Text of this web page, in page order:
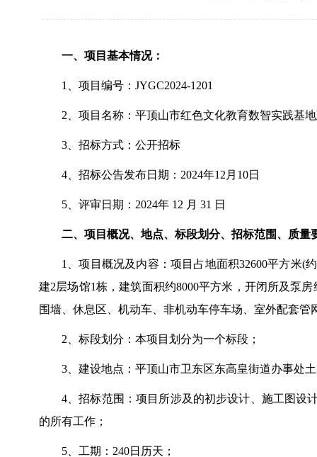
一、项目基本情况：
1、项目编号：JYGC2024-1201
2、项目名称：平顶山市红色文化教育数智实践基
3、招标方式：公开招标
4、招标公告发布日期：2024年12月10日
5、评审日期：2024年 12 月 31 日
二、项目概况、地点、标段划分、招标范围、质量
1、项目概况及内容：项目占地面积32600平方米(
建2层场馆1栋，建筑面积约8000平方米，开闭所及泵
围墙、休息区、机动车、非机动车停车场、室外配套管
2、标段划分：本项目划分为一个标段；
3、建设地点：平顶山市卫东区东高皇街道办事处
4、招标范围：项目所涉及的初步设计、施工图设
的所有工作；
5、工期：240日历天；